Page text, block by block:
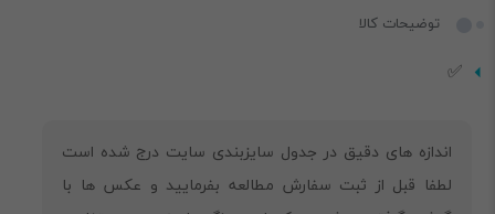
توضیحات کالا
✅
‎اندازه های دقیق در جدول سایزبندی سایت درج شده است
لطفا قبل از ثبت سفارش مطالعه بفرمایید و عکس ها با